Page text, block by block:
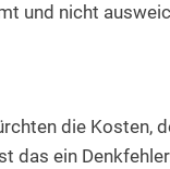
und nicht
die Kosten,
das ein